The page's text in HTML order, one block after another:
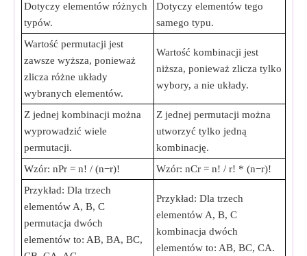
Dotyczy elementów różnych
typów.
Dotyczy elementów tego
samego typu.
Wartość permutacji jest
zawsze wyższa, ponieważ
zlicza różne układy
wybranych elementów.
Wartość kombinacji jest
niższa, ponieważ zlicza tylko
wybory, a nie układy.
Z jednej kombinacji można
wyprowadzić wiele
permutacji.
Z jednej permutacji można
utworzyć tylko jedną
kombinację.
Wzór: nPr = n! / (n−r)!
Wzór: nCr = n! / r! * (n−r)!
Przykład: Dla trzech
elementów A, B, C
permutacja dwóch
elementów to: AB, BA, BC,
Przykład: Dla trzech
elementów A, B, C
kombinacja dwóch
elementów to: AB, BC, CA.